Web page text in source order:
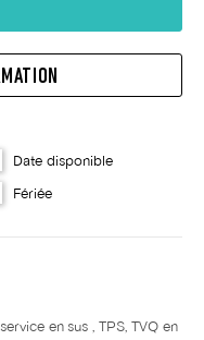
Date disponible
Fériée
en sus , TPS, TVQ en